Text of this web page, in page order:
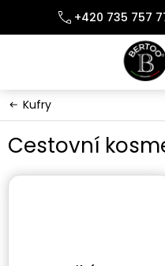
obsah
+420 735 757
Kufry
Cestovní